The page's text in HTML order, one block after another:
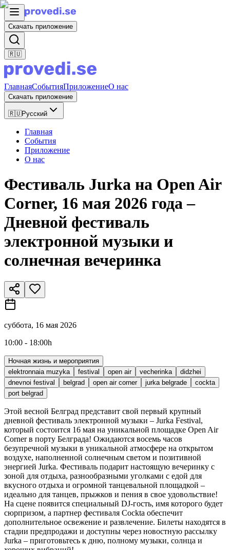
Скачать приложение
🇷🇺
ГлавнаяСобытияПриложениеО нас
Скачать приложение
🇷🇺Русский
Главная
События
Приложение
О нас
Фестиваль Jurka на Open Air
Corner, 16 мая 2026 года –
Дневной фестиваль
электронной музыки и
солнечная вечеринка
суббота, 16 мая 2026
10:00 - 18:00h
Ночная жизнь и мероприятия
elektronnaia muzyka
festival open air vecherinka
didzhei
dnevnoi festival
belgrad open air corner jurka belgrade
cockta
port belgrad
Этой весной Белград представит свой первый крупный
дневной фестиваль электронной музыки – Jurka Festival,
который состоится 16 мая на уникальной площадке Open Air
Corner в порту Белграда! Ожидаются восемь часов
безупречной музыки в уникальной атмосфере на открытом
воздухе, наполненной солнечным светом и позитивной
энергией Jurka. Фестиваль подарит настоящую вечеринку с
зоной для отдыха, разнообразными уголками с едой для
вкусного отдыха и огромной танцевальной площадкой –
идеально для танцев, прыжков и пения в свое удовольствие!
На сцене появится специальный DJ-гость, имя которого будет
сюрпризом, а партнер фестиваля Cockta обеспечит
дополнительное освежение и развлечение. Билеты находятся в
стадии предпродажи и доступны через новостную рассылку
Jurka – приготовьтесь к дню, полному музыки, солнца и